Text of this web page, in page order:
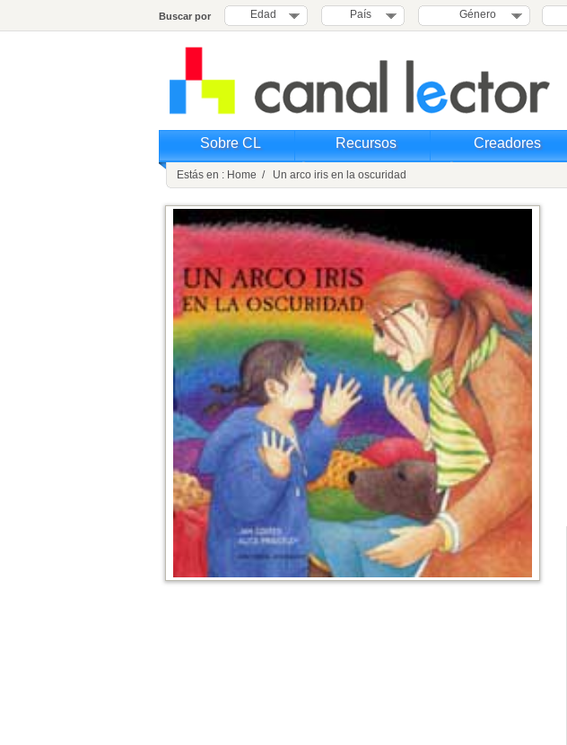
Buscar por Edad País Género
Sobre CL Recursos Creadores
Estás en : Home / Un arco iris en la oscuridad